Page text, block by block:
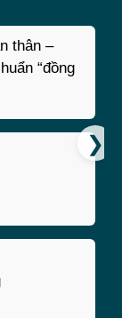
thân –
“đồng